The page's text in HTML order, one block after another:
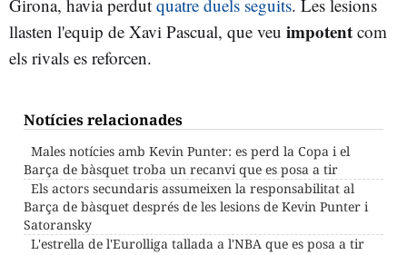
Girona, havia perdut quatre duels seguits. Les lesions
llasten l'equip de Xavi Pascual, que veu impotent com
els rivals es reforcen.
Notícies relacionades
Males notícies amb Kevin Punter: es perd la Copa i el
Barça de bàsquet troba un recanvi que es posa a tir
Els actors secundaris assumeixen la responsabilitat al
Barça de bàsquet després de les lesions de Kevin Punter i
Satoransky
L'estrella de l'Eurolliga tallada a l'NBA que es posa a tir